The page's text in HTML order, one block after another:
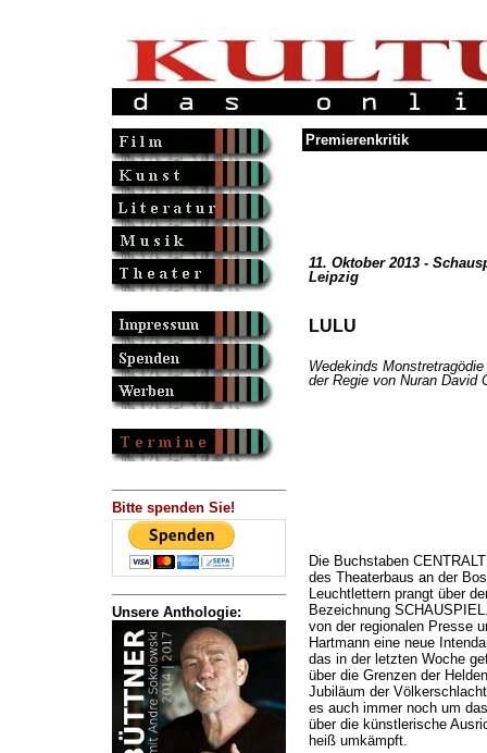
Bitte spenden Sie!
Unsere Anthologie:
Premierenkritik
11. Oktober 2013 -
Leipzig
LULU
Wedekinds Monstretragödie
der Regie von Nuran David
Die Buchstaben
des Theaterbaus an der
Leuchtlettern prangt über
Bezeichnung
von der regionalen Presse
Hartmann eine neue
das in der letzten Woche
über die Grenzen der
Jubiläum der
es auch immer noch um
über die künstlerische
heiß umkämpft.